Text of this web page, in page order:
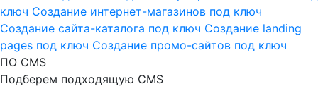
ключ Создание интернет-магазинов под ключ
Создание сайта-каталога под ключ Создание landing
pages под ключ Создание промо-сайтов под ключ
ПО CMS
Подберем подходящую CMS